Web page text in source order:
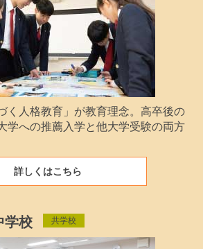
く人格教育」が教育理念。高卒後の
学への推薦入学と他大学受験の両方
詳しくはこちら
学校 共学校